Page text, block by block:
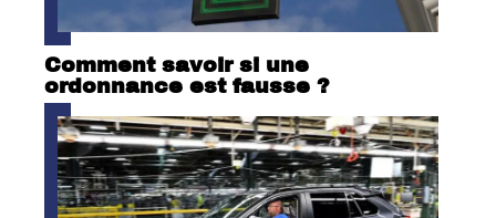
Comment savoir si une
ordonnance est fausse ?